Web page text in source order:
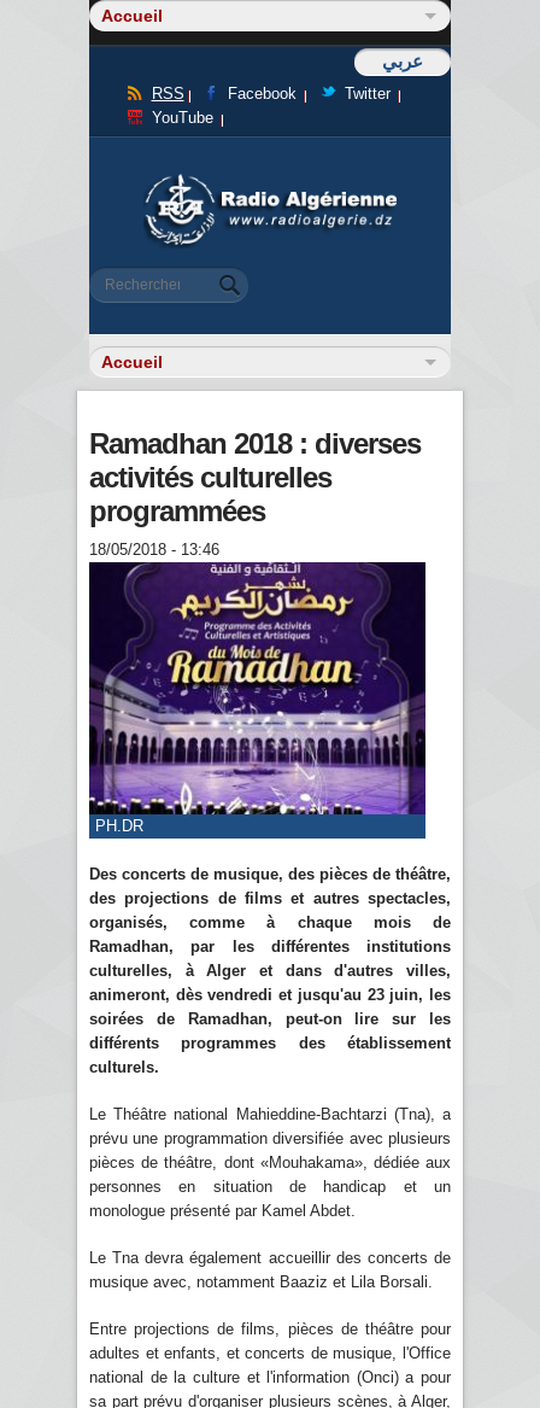
عربي
RSS Facebook
Twitter
YouTube
Formulaire de recherche
Rechercher
Ramadhan 2018 : diverses
activités culturelles
programmées
18/05/2018 - 13:46
PH.DR
Des concerts de musique, des pièces de théâtre,
des projections de films et autres spectacles,
organisés, comme à chaque mois de
Ramadhan, par les différentes institutions
culturelles, à Alger et dans d'autres villes,
animeront, dès vendredi et jusqu'au 23 juin, les
soirées de Ramadhan, peut-on lire sur les
différents programmes des établissement
culturels.
Le Théâtre national Mahieddine-Bachtarzi (Tna), a
prévu une programmation diversifiée avec plusieurs
pièces de théâtre, dont «Mouhakama», dédiée aux
personnes en situation de handicap et un
monologue présenté par Kamel Abdet.
Le Tna devra également accueillir des concerts de
musique avec, notamment Baaziz et Lila Borsali.
Entre projections de films, pièces de théâtre pour
adultes et enfants, et concerts de musique, l'Office
national de la culture et l'information (Onci) a pour
sa part prévu d'organiser plusieurs scènes, à Alger,